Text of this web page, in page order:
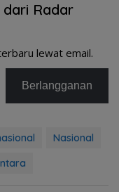
Radar
lewat email.
Berlangganan
Nasional